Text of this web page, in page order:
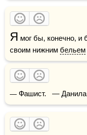
Я мог бы, конечно, и
своим нижним бельем
— Фашист.   —